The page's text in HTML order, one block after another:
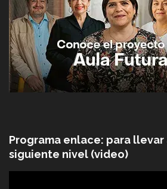
Programa enlace: para
siguiente nivel (video)